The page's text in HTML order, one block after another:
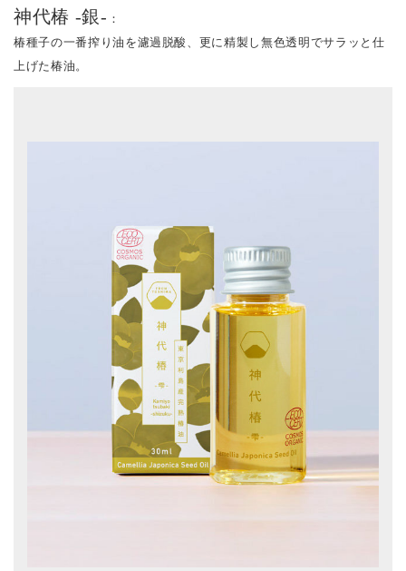
神代椿 -銀- ：
椿種子の一番搾り油を濾過脱酸、更に精製し無色透明でサラッと仕
上げた椿油。